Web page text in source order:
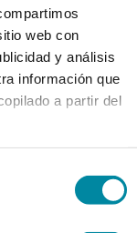
web con
y análisis
información que
a partir del
hospitales y